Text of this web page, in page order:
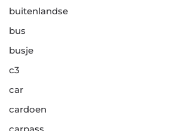
buitenlandse
bus
busje
c3
car
cardoen